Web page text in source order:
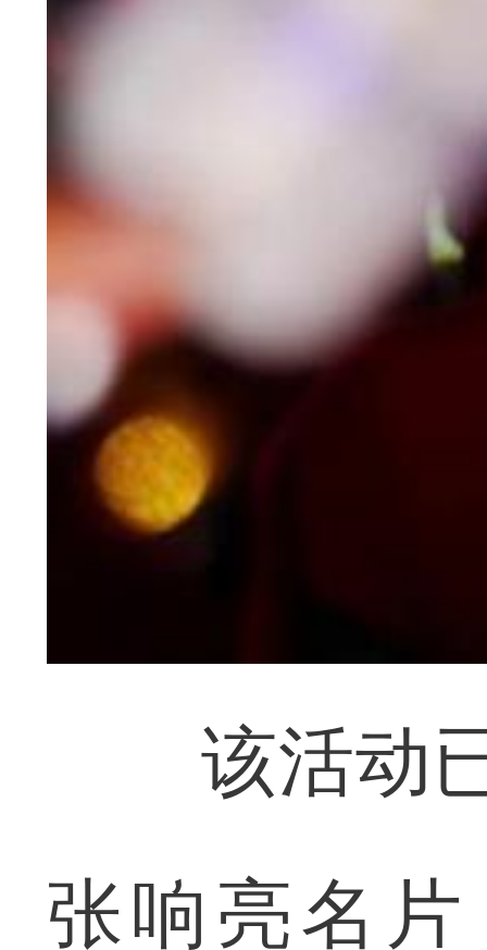
该活动已
张响亮名